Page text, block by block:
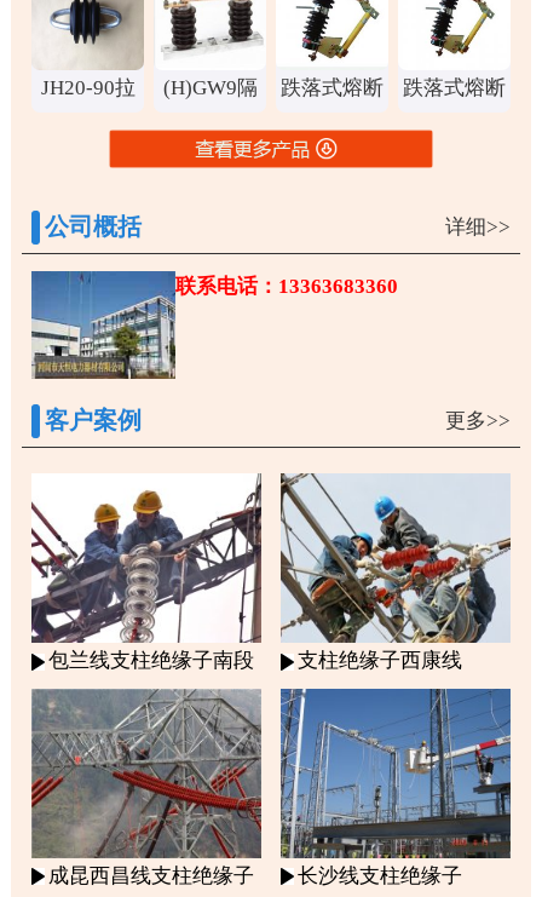
JH20-90拉
紧绝缘子
(H)GW9隔
离开关
跌落式熔断
器RW7-
10/200
跌落式熔断
器RW7-
10/100
公司概括 详细>>
联系电话：13363683360
客户案例 更多>>
包兰线支柱绝缘子南段 支柱绝缘子西康线
成昆西昌线支柱绝缘子 长沙线支柱绝缘子